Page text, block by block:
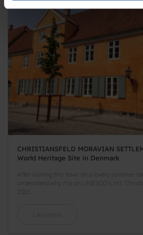
CHRISTIANSFELD MORAVIAN
World Heritage Site in Denmark
After visiting this town on a lovely summer
understand why it is on UNESCO's list.
2015.